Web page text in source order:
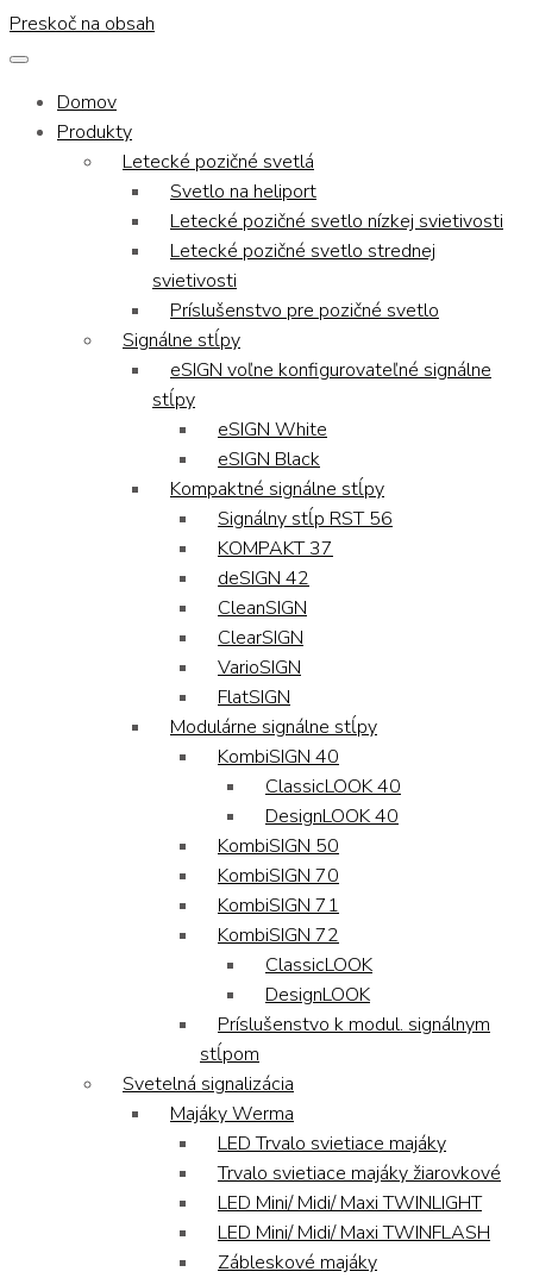
Preskoč na obsah
Domov
Produkty
Letecké pozičné svetlá
Svetlo na heliport
Letecké pozičné svetlo nízkej svietivosti
Letecké pozičné svetlo strednej
svietivosti
Príslušenstvo pre pozičné svetlo
Signálne stĺpy
eSIGN voľne konfigurovateľné signálne
stĺpy
eSIGN White
eSIGN Black
Kompaktné signálne stĺpy
Signálny stĺp RST 56
KOMPAKT 37
deSIGN 42
CleanSIGN
ClearSIGN
VarioSIGN
FlatSIGN
Modulárne signálne stĺpy
KombiSIGN 40
ClassicLOOK 40
DesignLOOK 40
KombiSIGN 50
KombiSIGN 70
KombiSIGN 71
KombiSIGN 72
ClassicLOOK
DesignLOOK
Príslušenstvo k modul. signálnym
stĺpom
Svetelná signalizácia
Majáky Werma
LED Trvalo svietiace majáky
Trvalo svietiace majáky žiarovkové
LED Mini/ Midi/ Maxi TWINLIGHT
LED Mini/ Midi/ Maxi TWINFLASH
Zábleskové majáky